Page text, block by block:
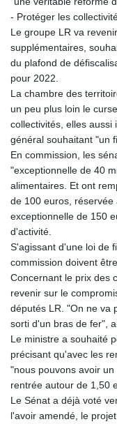
- Protéger les
Le groupe LR va
supplémentaires,
du plafond de
pour 2022.
La chambre des
un peu plus loin le
collectivités, elles
général souhaitant "un
En commission, les
"exceptionnelle de 40
alimentaires. Et ont
de 100 euros,
exceptionnelle de 150
d'activité.
S'agissant d'une loi de
commission doivent
Concernant le prix des
revenir sur le
députés LR. "On ne va
sorti d'un bras de fer",
Le ministre a souhaité
précisant qu'avec les
"nous pouvons avoir
rentrée autour de 1,50
Le Sénat a déjà voté
l'avoir amendé, le